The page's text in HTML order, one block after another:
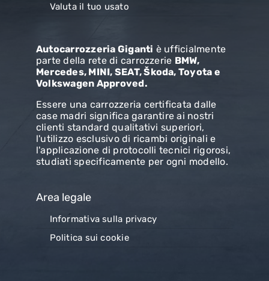
Valuta il tuo usato
Autocarrozzeria Giganti è ufficialmente
parte della rete di carrozzerie BMW,
Mercedes, MINI, SEAT, Škoda, Toyota e
Volkswagen Approved.
Essere una carrozzeria certificata dalle
case madri significa garantire ai nostri
clienti standard qualitativi superiori,
l'utilizzo esclusivo di ricambi originali e
l'applicazione di protocolli tecnici rigorosi,
studiati specificamente per ogni modello.
Area legale
Informativa sulla privacy
Politica sui cookie